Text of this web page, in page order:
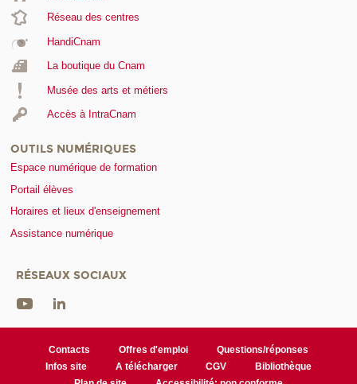
Réseau des centres
HandiCnam
La boutique du Cnam
Musée des arts et métiers
Accès à IntraCnam
OUTILS NUMÉRIQUES
Espace numérique de formation
Portail élèves
Horaires et lieux d'enseignement
Assistance numérique
RÉSEAUX SOCIAUX
Contacts Offres d'emploi
Questions/réponses
Infos site
A télécharger CGV
Bibliothèque